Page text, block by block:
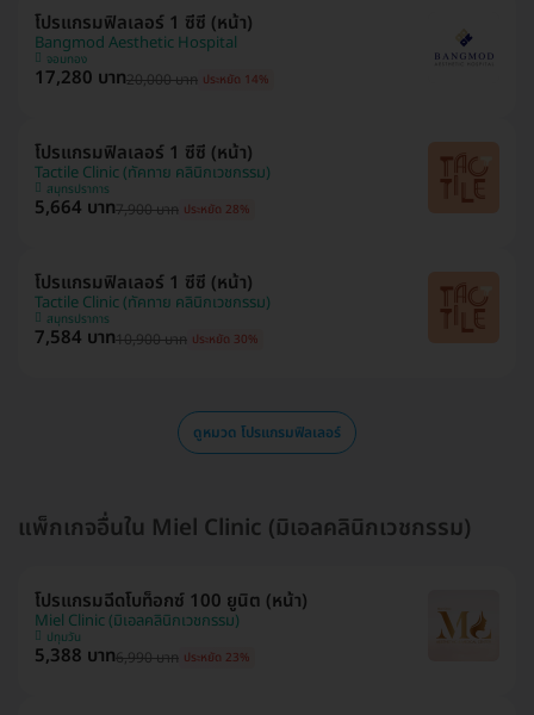
โปรแกรมฟิลเลอร์ 1 ซีซี (หน้า)
Bangmod Aesthetic Hospital
จอมทอง
17,280 บาท20,000 บาท ประหยัด 14%
โปรแกรมฟิลเลอร์ 1 ซีซี (หน้า)
Tactile Clinic (ทัคทาย คลินิกเวชกรรม)
สมุทรปราการ
5,664 บาท7,900 บาท ประหยัด 28%
โปรแกรมฟิลเลอร์ 1 ซีซี (หน้า)
Tactile Clinic (ทัคทาย คลินิกเวชกรรม)
สมุทรปราการ
7,584 บาท10,900 บาท ประหยัด 30%
ดูหมวด โปรแกรมฟิลเลอร์
แพ็กเกจอื่นใน Miel Clinic (มิเอลคลินิกเวชกรรม)
โปรแกรมฉีดโบท็อกซ์ 100 ยูนิต (หน้า)
Miel Clinic (มิเอลคลินิกเวชกรรม)
ปทุมวัน
5,388 บาท6,990 บาท ประหยัด 23%